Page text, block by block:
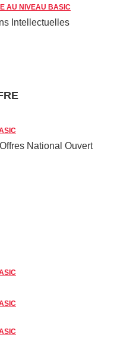
AU NIVEAU BASIC
Intellectuelles
National Ouvert